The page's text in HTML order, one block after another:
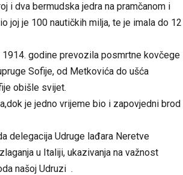
i dva bermudska jedra na pramčanom i
joj je 100 nautičkih milja, te je imala do 12
1914. godine prevozila posmrtne kovčege
Sofije, od Metkovića do ušća
obišle svijet.
je jedno vrijeme bio i zapovjedni brod
delegacija Udruge lađara Neretve
u Italiji, ukazivanja na važnost
našoj Udruzi .